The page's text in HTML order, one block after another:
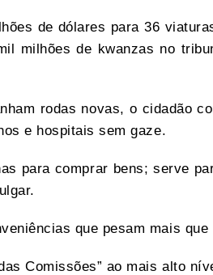
de dólares para 36
milhões de kwanzas no
rodas novas, o cidadão
e hospitais sem gaze.
para comprar bens; serve
que pesam mais que
Comissões” ao mais alto